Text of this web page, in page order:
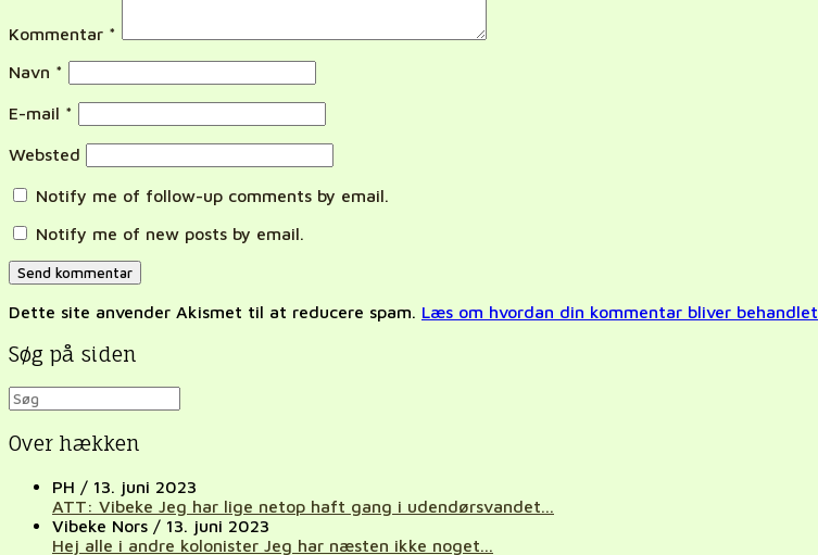
Kommentar *
Navn *
E-mail *
Websted
Notify me of follow-up comments by email.
Notify me of new posts by email.
Dette site anvender Akismet til at reducere spam. Læs om hvordan din kommentar bliver behandlet
Søg på siden
Over hækken
PH / 13. juni 2023
ATT: Vibeke Jeg har lige netop haft gang i udendørsvandet...
Vibeke Nors / 13. juni 2023
Hej alle i andre kolonister Jeg har næsten ikke noget...